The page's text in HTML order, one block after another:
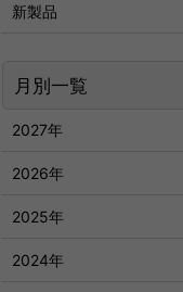
新製品
月別一覧
2027年
2026年
2025年
2024年